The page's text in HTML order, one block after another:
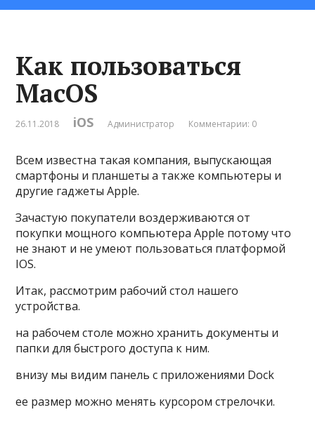
Как пользоваться
MacOS
26.11.2018 iOS Администратор Комментарии: 0
Всем известна такая компания, выпускающая
смартфоны и планшеты а также компьютеры и
другие гаджеты Apple.
Зачастую покупатели воздерживаются от
покупки мощного компьютера Apple потому что
не знают и не умеют пользоваться платформой
IOS.
Итак, рассмотрим рабочий стол нашего
устройства.
на рабочем столе можно хранить документы и
папки для быстрого доступа к ним.
внизу мы видим панель с приложениями Dock
ее размер можно менять курсором стрелочки.